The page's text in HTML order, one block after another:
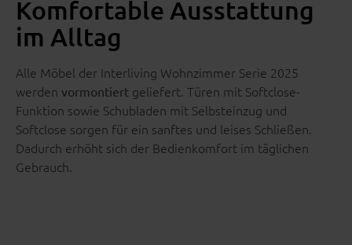
Komfortable Ausstattung
im Alltag
Alle Möbel der Interliving Wohnzimmer Serie 2025
werden vormontiert geliefert. Türen mit Softclose-
Funktion sowie Schubladen mit Selbsteinzug und
Softclose sorgen für ein sanftes und leises Schließen.
Dadurch erhöht sich der Bedienkomfort im täglichen
Gebrauch.